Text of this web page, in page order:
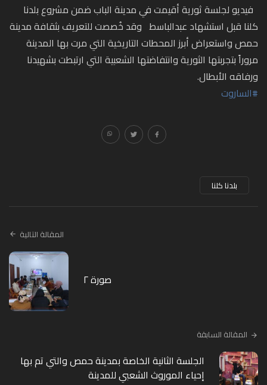
فيديو لجلسة ثورية أقيمت في مدينة الباب ضمن مشروع بلدنا
كلنا قبل استشهاد عبدالباسط وقد خُصصت للتعريف بثقافة مدينة
حمص واستعراض أبرز المحطات التاريخية التي مرت بها المدينة
مروراً بتجربتها الثورية وانتفاضتها الشعبية التي ارتبطت بشهيدنا
ورفاقه الأبطال.
#الساروت
بلدنا كلنا
المقالة التالية
صورة ٢
المقالة السابقة
الجلسة الثانية الخاصة بمدينة حمص والتي تم بها
إحياء الموروث الشعبي للمدينة